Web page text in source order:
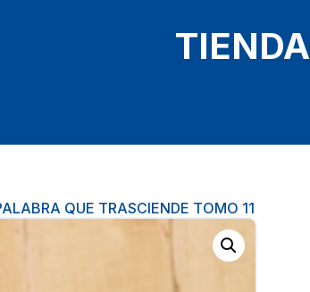
TIENDA
QUE TRASCIENDE TOMO 11